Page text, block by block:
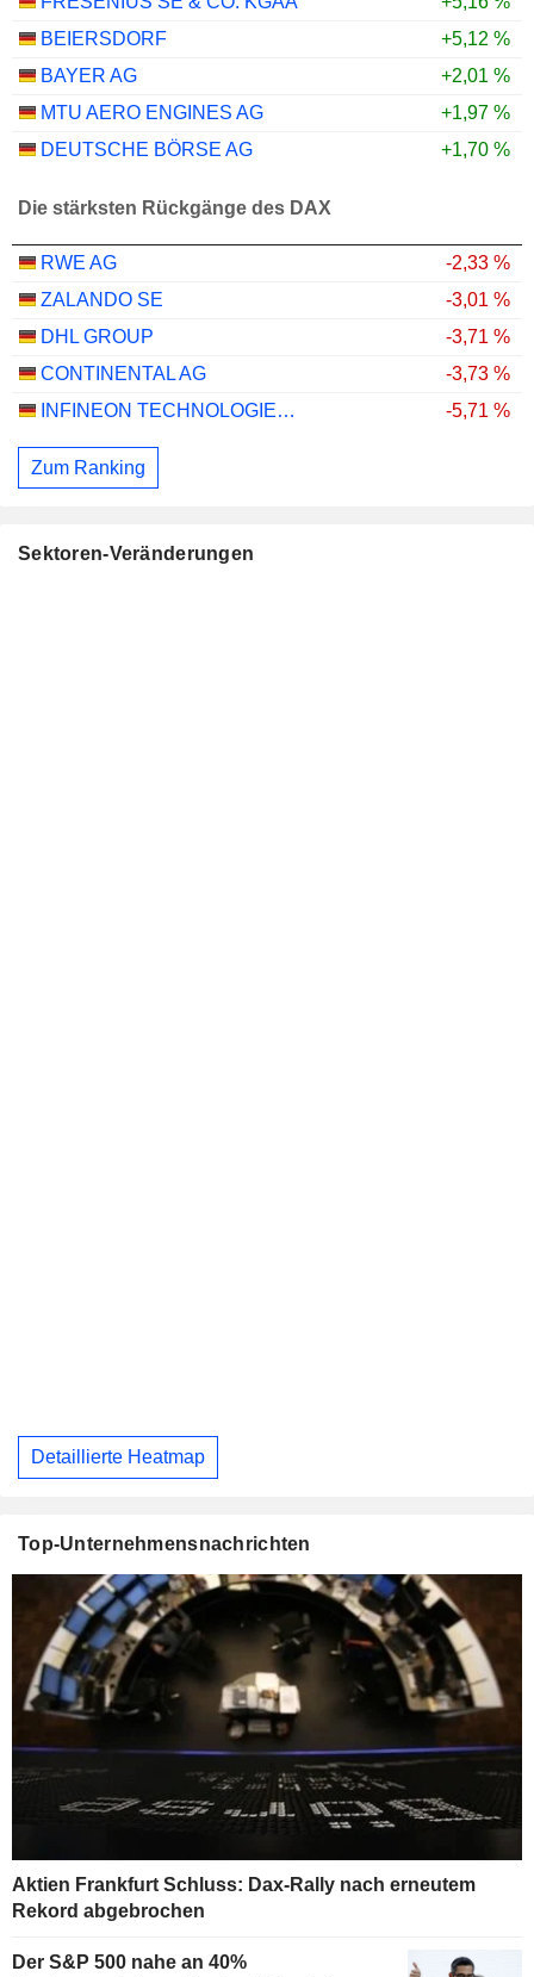
BEIERSDORF
+5,12 %
BAYER AG
+2,01 %
MTU AERO ENGINES AG
+1,97 %
DEUTSCHE BÖRSE AG
+1,70 %
Die stärksten Rückgänge des DAX
RWE AG
-2,33 %
ZALANDO SE
-3,01 %
DHL GROUP
-3,71 %
CONTINENTAL AG
-3,73 %
INFINEON TECHNOLOGIES AG
-5,71 %
Zum Ranking
Sektoren-Veränderungen
Detaillierte Heatmap
Top-Unternehmensnachrichten
Aktien Frankfurt Schluss: Dax-Rally nach erneutem
Rekord abgebrochen
Der S&P 500 nahe an 40%